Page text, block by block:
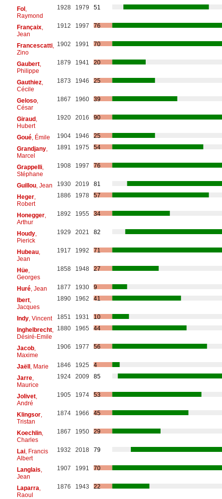
Fol,
Raymond
1928 1979 51
Françaix,
Jean
1912 1997 76
Francescatti,
Zino
1902 1991 70
Gaubert,
Philippe
1879 1941 20
Gauthiez,
Cécile
1873 1946 25
Geloso,
César
1867 1960 39
Giraud,
Hubert
1920 2016 90
Goué, Émile 1904 1946
25
Grandjany,
Marcel
1891 1975 54
Grappelli,
Stéphane
1908 1997 76
Guillou, Jean 1930 2019
81
Heger,
Robert
1886 1978 57
Honegger,
Arthur
1892 1955 34
Houdy,
Pierick
1929 2021 82
Hubeau,
Jean
1917 1992 71
Hüe,
Georges
1858 1948 27
Huré, Jean 1877 1930
9
Ibert,
Jacques
1890 1962 41
Indy, Vincent 1851 1931
10
Inghelbrecht,
Désiré-Emile
1880 1965 44
Jacob,
Maxime
1906 1977 56
Jaëll, Marie 1846 1925
4
Jarre,
Maurice
1924 2009 85
Jolivet,
André
1905 1974 53
Klingsor,
Tristan
1874 1966 45
Koechlin,
Charles
1867 1950 29
Lai, Francis
Albert
1932 2018 79
Langlais
Jean
1907 1991 70
Laparra
Raoul
1876 1943 22